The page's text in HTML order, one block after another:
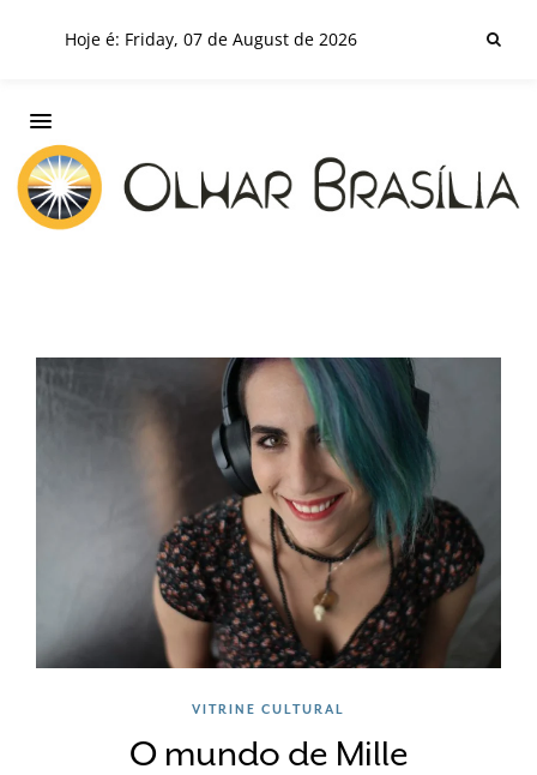
Hoje é: Friday, 07 de August de 2026
VITRINE CULTURAL
O mundo de Mille